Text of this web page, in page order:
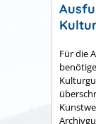
Für die